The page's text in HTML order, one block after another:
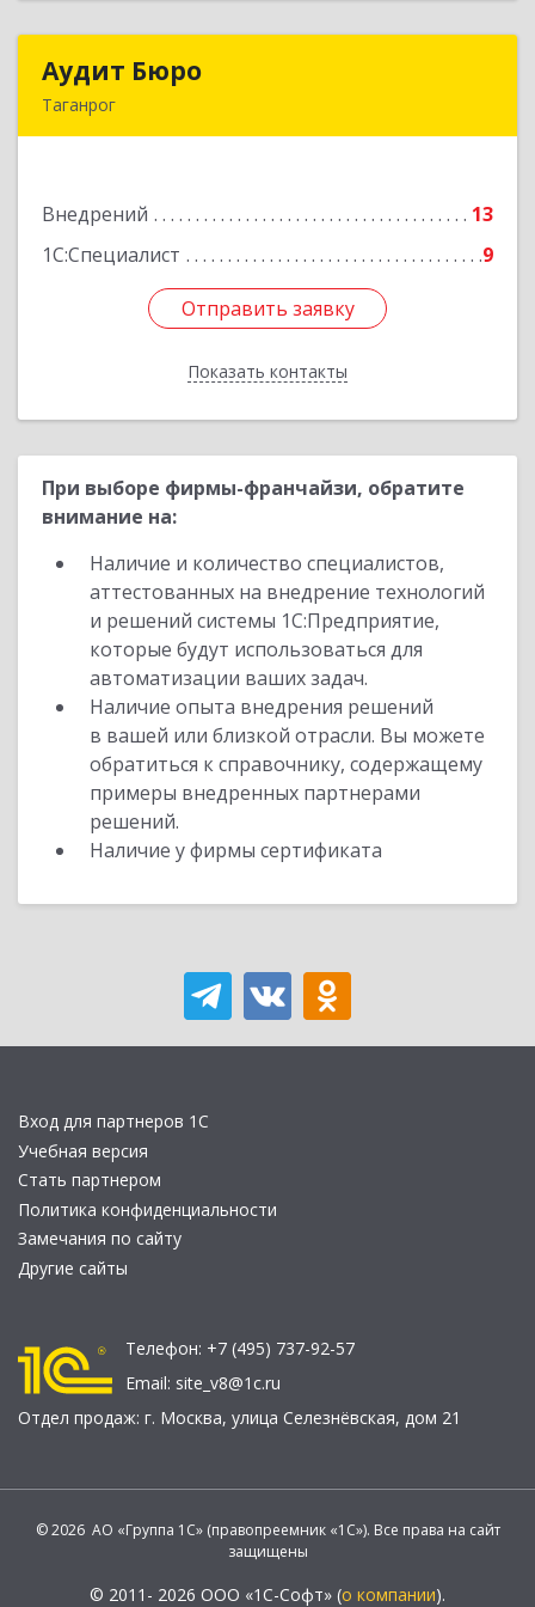
Аудит Бюро
Таганрог
Внедрений
13
1С:Специалист
9
Отправить заявку
Показать контакты
Подробнее
Отправить заявку
Назад
При выборе фирмы-франчайзи, обратите
внимание на:
Наличие и количество специалистов,
аттестованных на внедрение технологий
и решений системы 1С:Предприятие,
которые будут использоваться для
автоматизации ваших задач.
Наличие опыта внедрения решений
в вашей или близкой отрасли. Вы можете
обратиться к справочнику, содержащему
примеры внедренных партнерами
решений.
Наличие у фирмы сертификата
Вход для партнеров 1С
Учебная версия
Стать партнером
Политика конфиденциальности
Замечания по сайту
Другие сайты
Телефон: +7 (495) 737-92-57
Email: site_v8@1c.ru
Отдел продаж: г. Москва, улица Селезнёвская, дом 21
© 2026 АО «Группа 1С» (правопреемник «1С»). Все права на сайт
защищены
© 2011- 2026 ООО «1С-Софт» (о компании).